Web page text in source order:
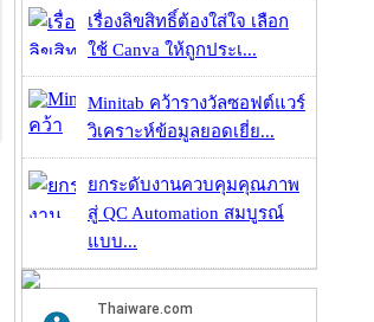
เรื่องลิขสิทธิ์ต้องใส่ใจ เลือก
ใช้ Canva ให้ถูกประเ...
Minitab คว้ารางวัลซอฟต์แวร์
วิเคราะห์ข้อมูลยอดเยี่ย...
ยกระดับงานควบคุมคุณภาพ
สู่ QC Automation สมบูรณ์
แบบ...